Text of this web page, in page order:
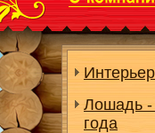
Лошадь -
года